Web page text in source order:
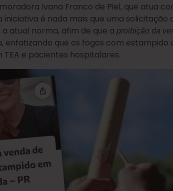
Ivana Franco de Piel, que atua
é nada mais que uma solicitação
atual norma, afim de que a proibição da
que os fogos com estampido
TEA e pacientes hospitalares.